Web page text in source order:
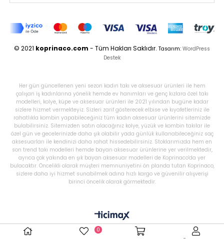
© 2021 koprinaco.com - Tüm Hakları Saklıdır. Tasarım: WordPress
Destek
Her gün güncellenen yeni sezon kadın takı ve aksesuar ürünleri ile hem
çalışan iş kadınlarına yönelik hemde ev hanımları ve genç kızlara özel takı
modelleri, kolye, küpe ve aksesuar ürünleri ile 2021 yılından bugüne kadar
sizlere hizmet vermekteyiz. Sizleri zarif gösterecek elbise ve kıyafetleriniz ile
rahatlıkla kombin yapabileceğiniz tüm kadın aksesuar ürünlerini sitemizde
bulabilirsiniz. Sitemizden satın alacağınız kolye, yüzük ve kombin takılar ile
özel gün ve gecelerinizde daha şık olabilir yada günlük kullanabileceğiniz saç
aksesuarları ile kendinizi daha rahat hissedebilirsiniz. Stoklarımızda hem en
son trend takı modelleri hemde bayan aksesuar ürünlerine yer verilmektedir,
ayrıca çok yakında en şık bayan aksesuar modelleri de Koprinaco'da yer
bulacaktır. Öncelikli olarak müşteri memnuniyetini ön planda tutan Koprinaco,
sizlere daha iyi hizmet sunabilmek adına hızlı kargo ve güvenilir alışverişi
birinci öncelik olarak görmektedir.
0